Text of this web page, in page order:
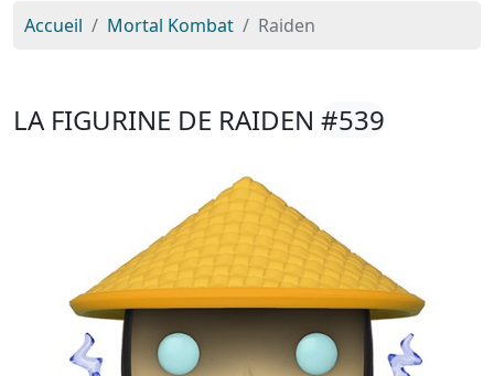
Accueil Mortal Kombat Raiden
LA FIGURINE DE RAIDEN #539